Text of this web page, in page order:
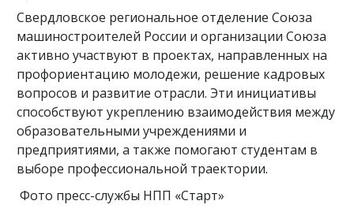
Свердловское региональное отделение Союза
машиностроителей России и организации Союза
активно участвуют в проектах, направленных на
профориентацию молодежи, решение кадровых
вопросов и развитие отрасли. Эти инициативы
способствуют укреплению взаимодействия между
образовательными учреждениями и
предприятиями, а также помогают студентам в
выборе профессиональной траектории.
Фото пресс-службы НПП «Старт»